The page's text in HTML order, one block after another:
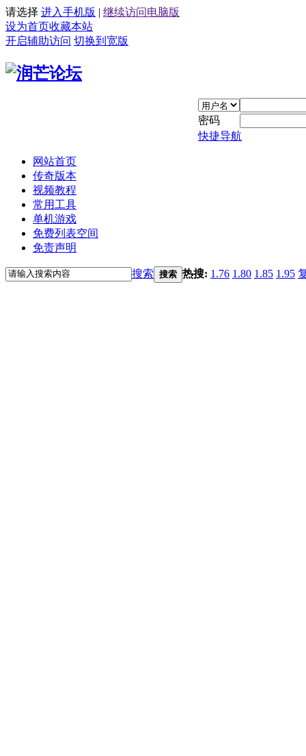
请选择 进入手机版 | 继续访问电脑版
设为首页收藏本站
开启辅助访问 切换到宽版
密码
快捷导航
网站首页
传奇版本
视频教程
常用工具
单机游戏
免费列表空间
免责声明
搜索 搜索 热搜: 1.76 1.80 1.85 1.95